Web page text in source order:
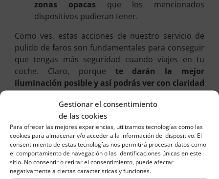
Gestionar el consentimiento
de las cookies
Para ofrecer las mejores experiencias, utilizamos tecnologías como las
cookies para almacenar y/o acceder a la información del dispositivo. El
consentimiento de estas tecnologías nos permitirá procesar datos como
el comportamiento de navegación o las identificaciones únicas en este
sitio. No consentir o retirar el consentimiento, puede afectar
negativamente a ciertas características y funciones.
zonas opacas que los mencionados
dispositivos pudieran tener.
Como ves, estas acciones de nuestro servicio de
pulido de faros son fundamentales para conseguir
que tengas más seguridad cuando viajes en tu
coche. Claro, porque te darán la mejor
iluminación posible y así podrás ver con claridad
todo lo que sucede en la vía.
Es más, te seráde gran ayuda a la hora de poder
advertir con antelación imprevistos en
carretera, especialmente cuando circules por la
noche o en condiciones meteorológicas adversas.
Te ayudarán a reaccionar con tiempo y, por tanto,
a evitar que sufras un accidente.